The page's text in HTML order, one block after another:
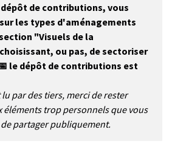
dépôt de contributions, vous
les types d'aménagements
"Visuels de la
ou pas, de sectoriser
le dépôt de contributions est
lu par des tiers, merci de rester
éléments trop personnels que vous
partager publiquement.